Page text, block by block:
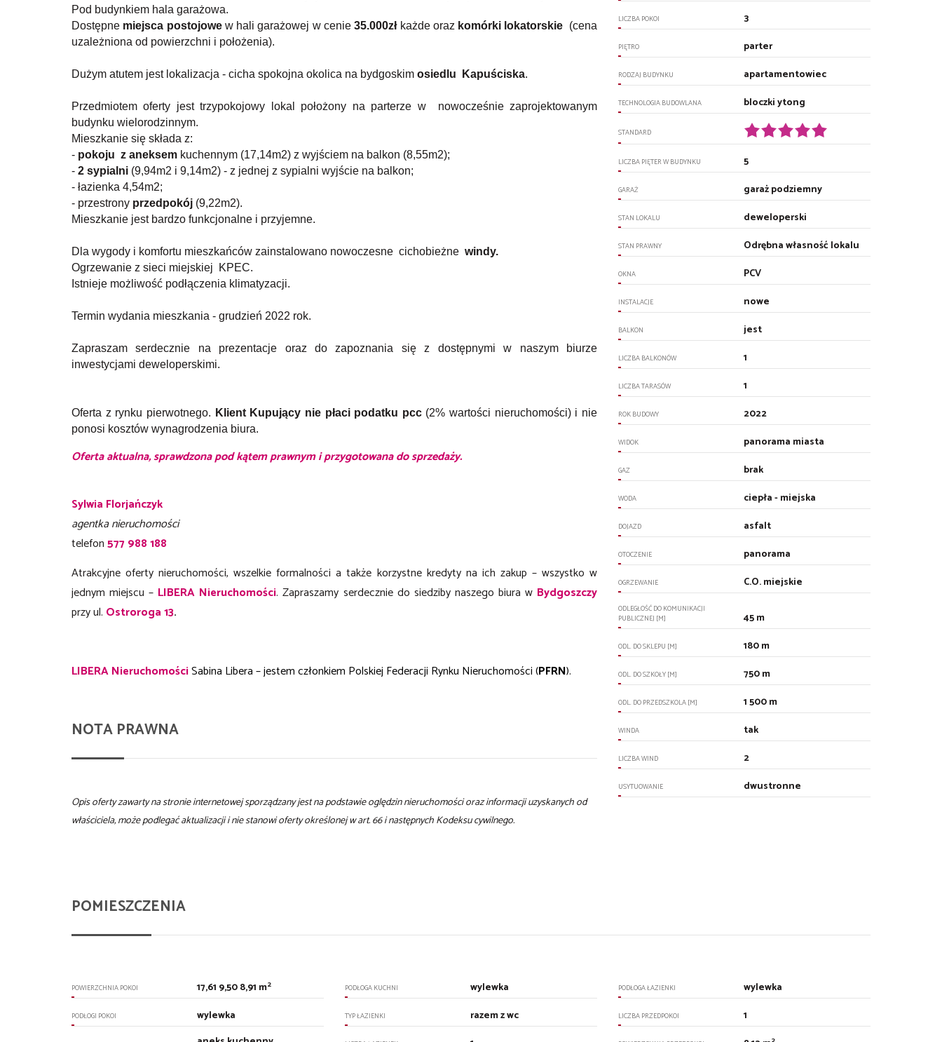
Pod budynkiem hala garażowa.
Dostępne miejsca postojowew hali garażowej w cenie35.000złkażde oraz komórki lokatorskie (cena
uzależniona od powierzchni i położenia).
Dużym atutem jest lokalizacja - cicha spokojna okolica na bydgoskim osiedlu Kapuściska.
Przedmiotem oferty jest trzypokojowy lokal położony na parterze w nowocześnie zaprojektowanym
budynku wielorodzinnym.
Mieszkanie się składa z:
- pokoju z aneksem kuchennym (17,14m2) z wyjściem na balkon (8,55m2);
- 2 sypialni (9,94m2 i 9,14m2) - z jednej z sypialni wyjście na balkon;
- łazienka 4,54m2;
- przestrony przedpokój (9,22m2).
Mieszkanie jest bardzo funkcjonalne i przyjemne.
Dla wygody i komfortu mieszkańców zainstalowano nowoczesne cichobieżne windy.
Ogrzewanie z sieci miejskiej KPEC.
Istnieje możliwość podłączenia klimatyzacji.
Termin wydania mieszkania - grudzień 2022 rok.
Zapraszam serdecznie na prezentacje oraz do zapoznania się z dostępnymi w naszym biurze
inwestycjami deweloperskimi.
Oferta z rynku pierwotnego. Klient Kupujący nie płaci podatku pcc(2% wartości nieruchomości) i nie
ponosi kosztów wynagrodzenia biura.
Oferta aktualna, sprawdzona pod kątem prawnym i przygotowana do sprzedaży.
Sylwia Florjańczyk
agentka nieruchomości
telefon577 988 188
Atrakcyjne oferty nieruchomości, wszelkie formalności a także korzystne kredyty na ich zakup – wszystko w
jednym miejscu – LIBERA Nieruchomości. Zapraszamy serdecznie do siedziby naszego biura w Bydgoszczy
przy ul. Ostroroga 13.
LIBERA NieruchomościSabina Libera – jestem członkiem Polskiej Federacji Rynku Nieruchomości (PFRN).
NOTA PRAWNA
Opis oferty zawarty na stronie internetowej sporządzany jest na podstawie oględzin nieruchomości oraz informacji uzyskanych od
właściciela, może podlegać aktualizacji i nie stanowi oferty określonej w art. 66 i następnych Kodeksu cywilnego.
LICZBA POKOI 3
PIĘTRO parter
RODZAJ BUDYNKU apartamentowiec
TECHNOLOGIA BUDOWLANA bloczki ytong
STANDARD
LICZBA PIĘTER W BUDYNKU 5
GARAŻ garaż podziemny
STAN LOKALU deweloperski
STAN PRAWNY Odrębna własność lokalu
OKNA PCV
INSTALACJE nowe
BALKON jest
LICZBA BALKONÓW 1
LICZBA TARASÓW 1
ROK BUDOWY 2022
WIDOK panorama miasta
GAZ brak
WODA ciepła - miejska
DOJAZD asfalt
OTOCZENIE panorama
OGRZEWANIE C.O. miejskie
ODLEGŁOŚĆ DO KOMUNIKACJI
PUBLICZNEJ [M]
45 m
ODL. DO SKLEPU [M] 180 m
ODL. DO SZKOŁY [M] 750 m
ODL. DO PRZEDSZKOLA [M] 1 500 m
WINDA tak
LICZBA WIND 2
USYTUOWANIE dwustronne
POMIESZCZENIA
POWIERZCHNIA POKOI 17,61 9,50 8,91 m2
PODŁOGI POKOI wylewka
PODŁOGA KUCHNI wylewka
TYP ŁAZIENKI razem z wc
PODŁOGA ŁAZIENKI wylewka
LICZBA PRZEDPOKOI 1